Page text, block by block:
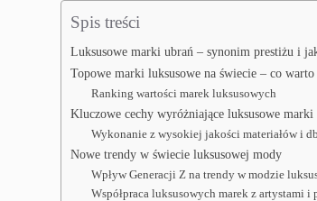
Spis treści
Luksusowe marki ubrań – synonim prestiżu i
Topowe marki luksusowe na świecie – co
Ranking wartości marek luksusowych
Kluczowe cechy wyróżniające luksusowe marki
Wykonanie z wysokiej jakości materiałów i
Nowe trendy w świecie luksusowej mody
Wpływ Generacji Z na trendy w modzie
Współpraca luksusowych marek z artystami i